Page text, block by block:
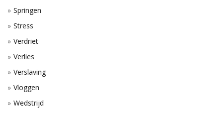
Springen
Stress
Verdriet
Verlies
Verslaving
Vloggen
Wedstrijd